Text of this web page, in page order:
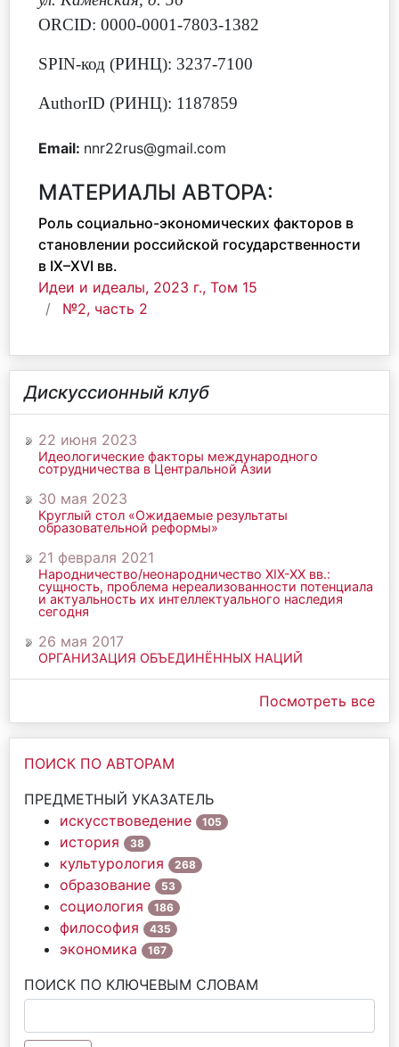
ORCID: 0000-0001-7803-1382
SPIN-код (РИНЦ): 3237-7100
AuthorID (РИНЦ): 1187859
Email: nnr22rus@gmail.com
МАТЕРИАЛЫ АВТОРА:
Роль социально-экономических факторов в
становлении российской государственности
в IX–XVI вв.
Идеи и идеалы, 2023 г., Том 15
№2, часть 2
Дискуссионный клуб
22 июня 2023
Идеологические факторы международного
сотрудничества в Центральной Азии
30 мая 2023
Круглый стол «Ожидаемые результаты
образовательной реформы»
21 февраля 2021
Народничество/неонародничество ХIХ-ХХ вв.:
сущность, проблема нереализованности потенциала
и актуальность их интеллектуального наследия
сегодня
26 мая 2017
ОРГАНИЗАЦИЯ ОБЪЕДИНЁННЫХ НАЦИЙ
Посмотреть все
ПОИСК ПО АВТОРАМ
ПРЕДМЕТНЫЙ УКАЗАТЕЛЬ
искусствоведение
105
история 38
культурология 268
образование 53
социология 186
философия 435
экономика 167
ПОИСК ПО КЛЮЧЕВЫМ СЛОВАМ